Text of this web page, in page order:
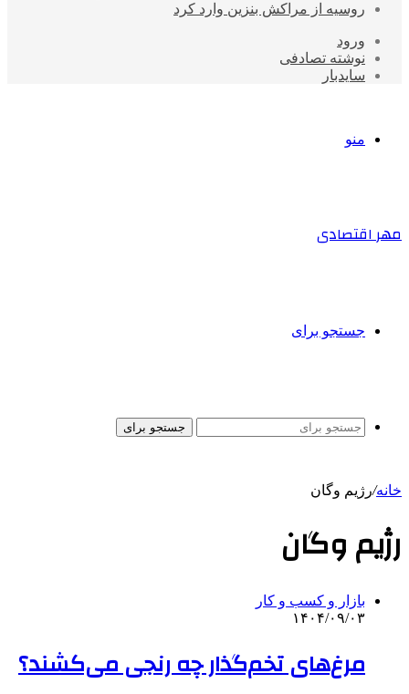
روسیه از مراکش بنزین وارد کرد
ورود
نوشته تصادفی
سایدبار
منو
مهر اقتصادی
جستجو برای
جستجو برای
خانه/رژیم وگان
رژیم وگان
بازار و کسب و کار
۱۴۰۴/۰۹/۰۳
مرغ‌های تخم‌گذار چه رنجی می‌کشند؟